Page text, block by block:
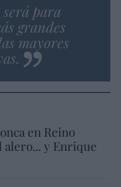
será para
grandes
mayores
en Reino
alero... y Enrique